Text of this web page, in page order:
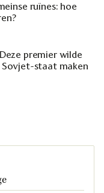
ruïnes: hoe
premier wilde
Sovjet-staat maken